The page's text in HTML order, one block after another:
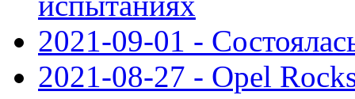
2021-09-01 -
2021-08-27 - Opel